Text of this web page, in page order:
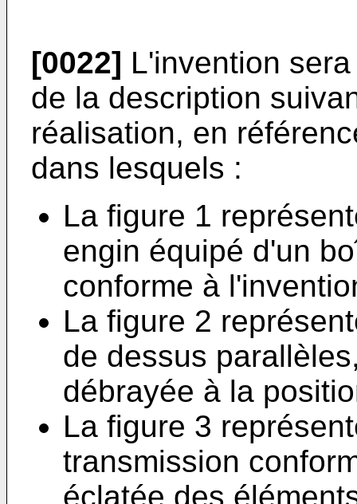
[0022] L'invention
de la description
réalisation, en
dans lesquels :
La figure 1
engin équipé d'un
conforme à
La figure 2
de dessus
débrayée à la
La figure 3
transmission
éclatée des